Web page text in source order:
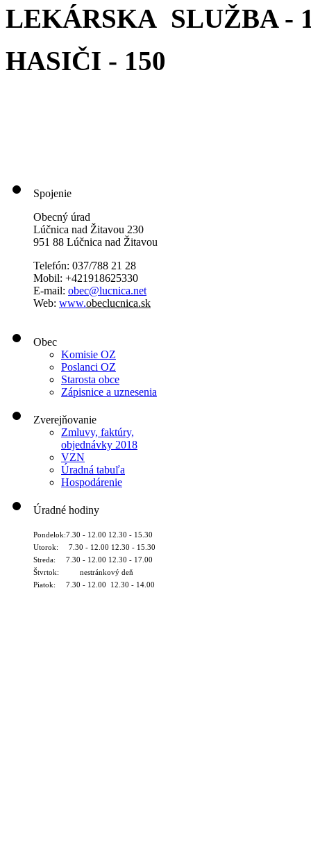
LEKÁRSKA SLUŽBA -
HASIČI - 150
Spojenie
Obecný úrad
Lúčnica nad Žitavou 230
951 88 Lúčnica nad Žitavou
Telefón: 037/788 21 28
Mobil: +421918625330
E-mail: obec@lucnica.net
Web: www.obeclucnica.sk
Obec
Komisie OZ
Poslanci OZ
Starosta obce
Zápisnice a uznesenia
Zverejňovanie
Zmluvy, faktúry,
objednávky 2018
VZN
Úradná tabuľa
Hospodárenie
Úradné hodiny
Pondelok:7.30 - 12.00 12.30 - 15.30
Utorok: 7.30 - 12.00 12.30 - 15.30
Streda: 7.30 - 12.00 12.30 - 17.00
Štvrtok: nestránkový deň
Piatok: 7.30 - 12.00 12.30 - 14.00